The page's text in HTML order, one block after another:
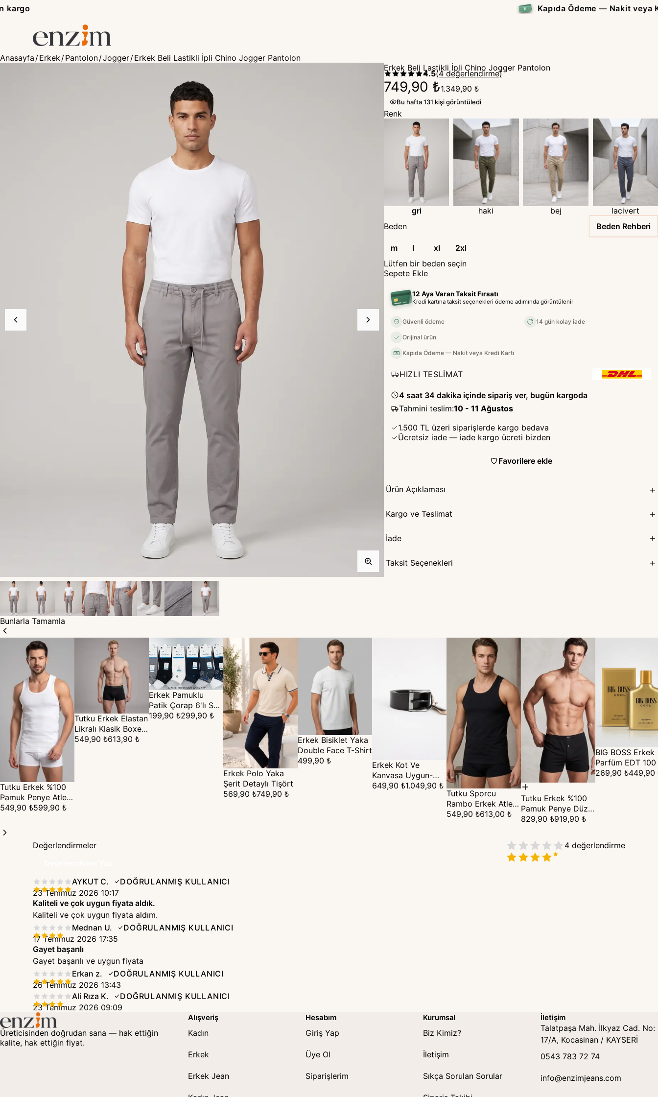
Anasayfa /Erkek/Pantolon/Jogger/Erkek Beli Lastikli İpli Chino Jogger Pantolon
Erkek Beli Lastikli İpli Chino Jogger Pantolon
4.5(4 değerlendirme)
749,90 ₺1.349,90 ₺
Bu hafta 131 kişi görüntüledi
Renk
gri haki bej
lacivert
Beden
Beden Rehberi
m l xl
2xl
Lütfen bir beden seçin
Sepete Ekle
12 Aya Varan Taksit Fırsatı
Kredi kartına taksit seçenekleri ödeme adımında görüntülenir
Güvenli ödeme 14 gün kolay iade
Orijinal ürün
Kapıda Ödeme — Nakit veya Kredi Kartı
HIZLI TESLİMAT
4 saat 34 dakika içinde sipariş ver, bugün kargoda
Tahmini teslim:10 - 11 Ağustos
1.500 TL üzeri siparişlerde kargo bedava
Ücretsiz iade — iade kargo ücreti bizden
Favorilere ekle
Ürün Açıklaması
Kargo ve Teslimat
İade
Taksit Seçenekleri
Bunlarla Tamamla
Tutku Erkek %100
Pamuk Penye Atlet
6'lı Paket - Beyaz
549,90 ₺599,90 ₺
Tutku Erkek Elastan
Likralı Klasik Boxer
6'lı Paket
549,90 ₺613,90 ₺
Erkek Pamuklu
Patik Çorap 6'lı Set
- Günlük & Spor
199,90 ₺299,90 ₺
Erkek Polo Yaka
Şerit Detaylı Tişört
569,90 ₺749,90 ₺
Erkek Bisiklet Yaka
Double Face T-Shirt
499,90 ₺
Erkek Kot Ve
Kanvasa Uygun-
Hakiki Deri Kemer
649,90 ₺1.049,90 ₺
Tutku Sporcu
Rambo Erkek Atlet
%100 Pamuk 6'lı
549,90 ₺613,00 ₺
Tutku Erkek %100
Pamuk Penye Düz
Boxer 10'lu Paket
829,90 ₺919,90 ₺
BIG BOSS Erkek
Parfüm EDT
269,90 ₺449,90
Değerlendirmeler 4 değerlendirme
AYKUT C.
DOĞRULANMIŞ KULLANICI
23 Temmuz 2026 10:17
Kaliteli ve çok uygun fiyata aldık.
Kaliteli ve çok uygun fiyata aldım.
Mednan U.
DOĞRULANMIŞ KULLANICI
17 Temmuz 2026 17:35
Gayet başarılı
Gayet başarılı ve uygun fiyata
Erkan z.
DOĞRULANMIŞ KULLANICI
26 Temmuz 2026 13:43
Ali Rıza K.
DOĞRULANMIŞ KULLANICI
23 Temmuz 2026 09:09
Üreticisinden doğrudan sana — hak ettiğin
kalite, hak ettiğin fiyat.
Alışveriş
Kadın
Erkek
Erkek Jean
Hesabım
Giriş Yap
Üye Ol
Siparişlerim
Kurumsal
Biz Kimiz?
İletişim
Sıkça Sorulan Sorular
İletişim
Talatpaşa Mah. İlkyaz Cad. No:
17/A, Kocasinan / KAYSERİ
0543 783 72 74
info@enzimjeans.com